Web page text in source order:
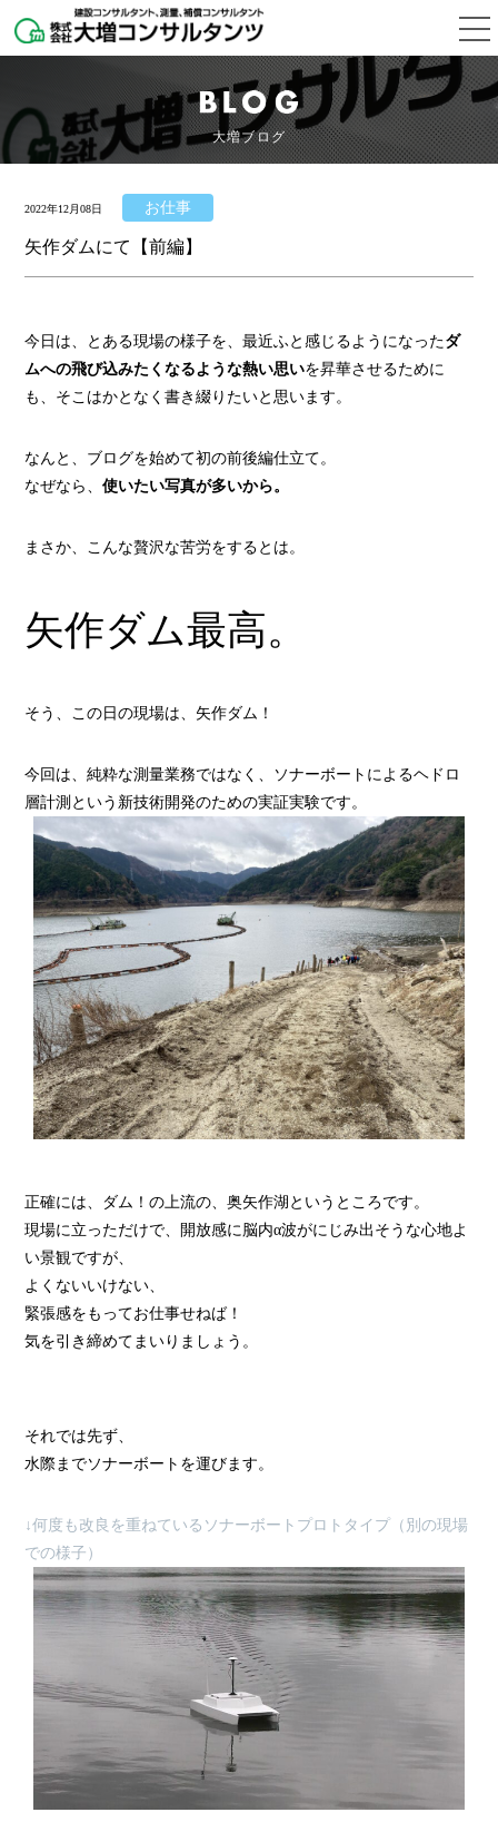
大増ブログ
2022年12月08日 お仕事
矢作ダムにて【前編】
今日は、とある現場の様子を、最近ふと感じるようになったダ
ムへの飛び込みたくなるような熱い思いを昇華させるために
も、そこはかとなく書き綴りたいと思います。
なんと、ブログを始めて初の前後編仕立て。
なぜなら、使いたい写真が多いから。
まさか、こんな贅沢な苦労をするとは。
矢作ダム最高。
そう、この日の現場は、矢作ダム！
今回は、純粋な測量業務ではなく、ソナーボートによるヘドロ
層計測という新技術開発のための実証実験です。
正確には、ダム！の上流の、奥矢作湖というところです。
現場に立っただけで、開放感に脳内α波がにじみ出そうな心地よ
い景観ですが、
よくないいけない、
緊張感をもってお仕事せねば！
気を引き締めてまいりましょう。
それでは先ず、
水際までソナーボートを運びます。
↓何度も改良を重ねているソナーボートプロトタイプ（別の現場
での様子）